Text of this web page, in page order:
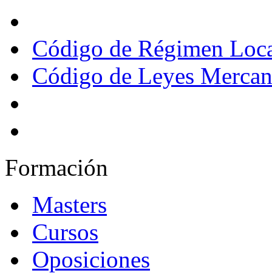
Código de Régimen
Código de Leyes
Formación
Masters
Cursos
Oposiciones